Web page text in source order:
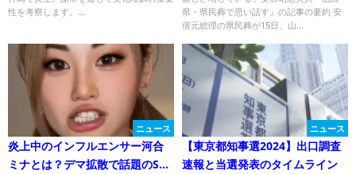
性を考察します。...
反応
県・県民葬で思い話す』の記事の要約 安
倍元総理の県民葬が15日、山...
ニュース
炎上中のインフルエンサー河合
ミナとは？デマ拡散で話題のSNS
ニュース
【東京都知事選2024】出口調査
速報と当選発表のタイムライン